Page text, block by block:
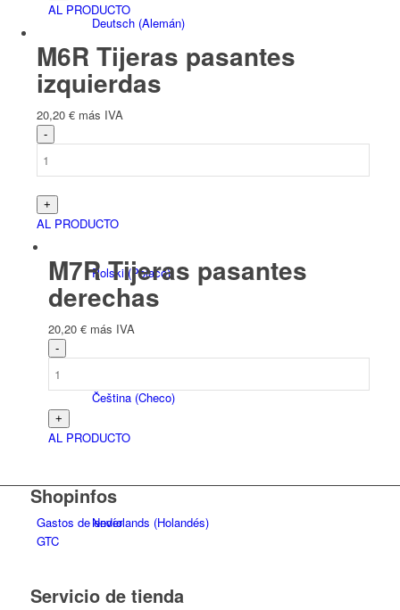
Deutsch(Alemán)
English(Inglés)
Polski(Polaco)
Čeština(Checo)
Nederlands (Holandés)
AL PRODUCTO
M6R Tijeras pasantes
izquierdas
20,20 € más IVA
AL PRODUCTO
M7R Tijeras pasantes
derechas
20,20 € más IVA
AL PRODUCTO
Shopinfos
Gastos de envío
GTC
Servicio de tienda